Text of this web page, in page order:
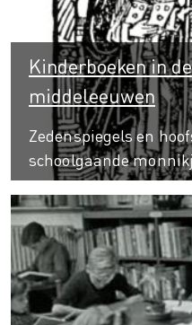
Kinderboeken in de
middeleeuwen
Zedenspiegels en
schoolgaande